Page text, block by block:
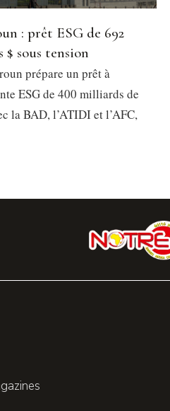
: prêt ESG de 692
sous tension
prépare un prêt à
ESG de 400 milliards de
la BAD, l’ATIDI et l’AFC,